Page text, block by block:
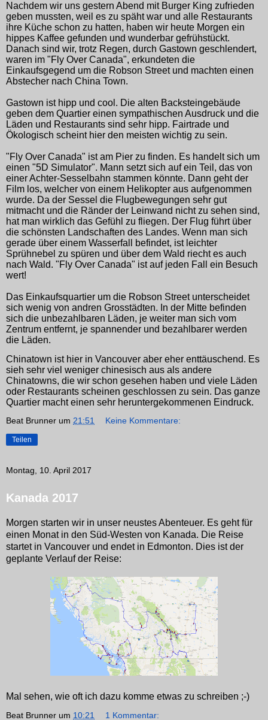
Nachdem wir uns gestern Abend mit Burger King zufrieden
geben mussten, weil es zu späht war und alle Restaurants
ihre Küche schon zu hatten, haben wir heute Morgen ein
hippes Kaffee gefunden und wunderbar gefrühstückt.
Danach sind wir, trotz Regen, durch Gastown geschlendert,
waren im "Fly Over Canada", erkundeten die
Einkaufsgegend um die Robson Street und machten einen
Abstecher nach China Town.
Gastown ist hipp und cool. Die alten Backsteingebäude
geben dem Quartier einen sympathischen Ausdruck und die
Läden und Restaurants sind sehr hipp. Fairtrade und
Ökologisch scheint hier den meisten wichtig zu sein.
"Fly Over Canada" ist am Pier zu finden. Es handelt sich um
einen "5D Simulator". Mann setzt sich auf ein Teil, das von
einer Achter-Sesselbahn stammen könnte. Dann geht der
Film los, welcher von einem Helikopter aus aufgenommen
wurde. Da der Sessel die Flugbewegungen sehr gut
mitmacht und die Ränder der Leinwand nicht zu sehen sind,
hat man wirklich das Gefühl zu fliegen. Der Flug führt über
die schönsten Landschaften des Landes. Wenn man sich
gerade über einem Wasserfall befindet, ist leichter
Sprühnebel zu spüren und über dem Wald riecht es auch
nach Wald. "Fly Over Canada" ist auf jeden Fall ein Besuch
wert!
Das Einkaufsquartier um die Robson Street unterscheidet
sich wenig von andren Grosstädten. In der Mitte befinden
sich die unbezahlbaren Läden, je weiter man sich vom
Zentrum entfernt, je spannender und bezahlbarer werden
die Läden.
Chinatown ist hier in Vancouver aber eher enttäuschend. Es
sieh sehr viel weniger chinesisch aus als andere
Chinatowns, die wir schon gesehen haben und viele Läden
oder Restaurants scheinen geschlossen zu sein. Das ganze
Quartier macht einen sehr heruntergekommenen Eindruck.
Beat Brunner um 21:51 Keine Kommentare:
Teilen
Montag, 10. April 2017
Kanada 2017
Morgen starten wir in unser neustes Abenteuer. Es geht für
einen Monat in den Süd-Westen von Kanada. Die Reise
startet in Vancouver und endet in Edmonton. Dies ist der
geplante Verlauf der Reise:
Mal sehen, wie oft ich dazu komme etwas zu schreiben ;-)
Beat Brunner um 10:21 1 Kommentar: